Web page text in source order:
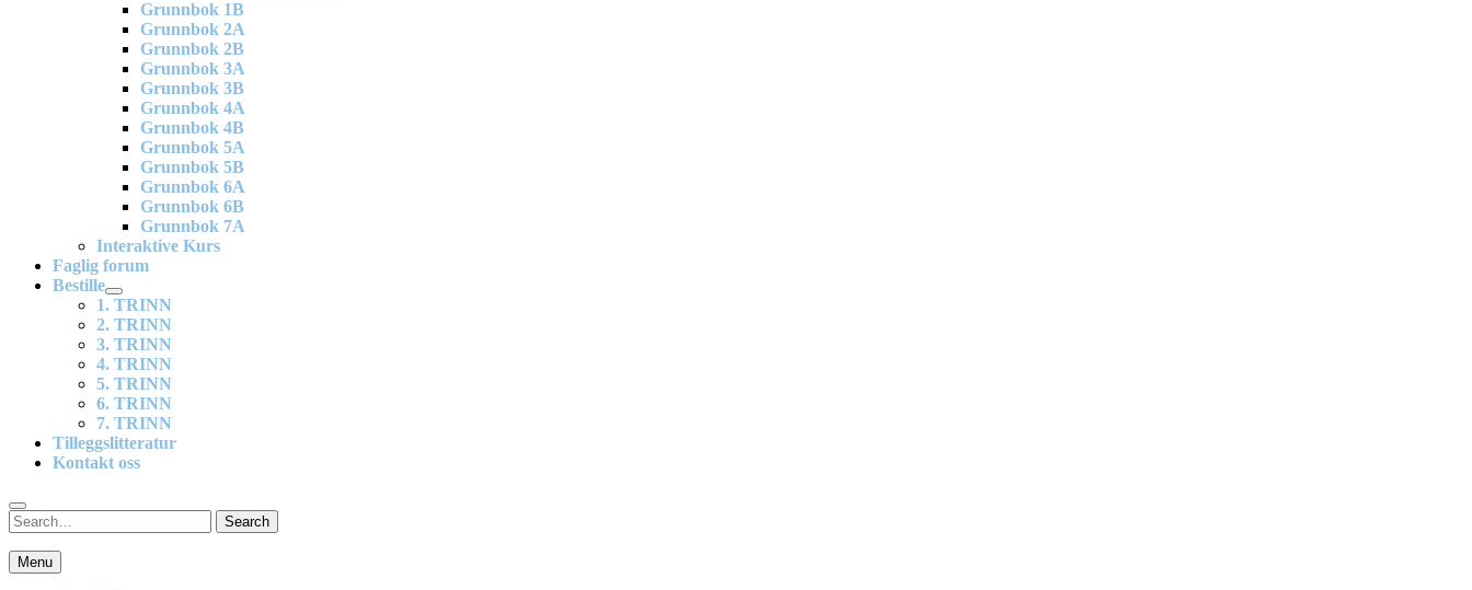
Grunnbok 1B
Grunnbok 2A
Grunnbok 2B
Grunnbok 3A
Grunnbok 3B
Grunnbok 4A
Grunnbok 4B
Grunnbok 5A
Grunnbok 5B
Grunnbok 6A
Grunnbok 6B
Grunnbok 7A
Interaktive Kurs
Faglig forum
Bestille
1. TRINN
2. TRINN
3. TRINN
4. TRINN
5. TRINN
6. TRINN
7. TRINN
Tilleggslitteratur
Kontakt oss
Search
for:
Search
En effektiv og spennende modell for matematikkundervisning i barneskolen
Menu